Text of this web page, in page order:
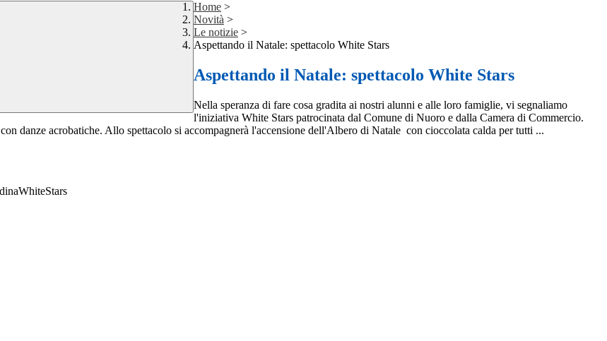
Home >
Novità >
Le notizie >
Aspettando il Natale: spettacolo White Stars
Aspettando il Natale: spettacolo White Stars
Nella speranza di fare cosa gradita ai nostri alunni e alle loro famiglie, vi segnaliamo
l'iniziativa White Stars patrocinata dal Comune di Nuoro e dalla Camera di Commercio.
danze acrobatiche. Allo spettacolo si accompagnerà l'accensione dell'Albero di Natale con cioccolata calda per tutti ...